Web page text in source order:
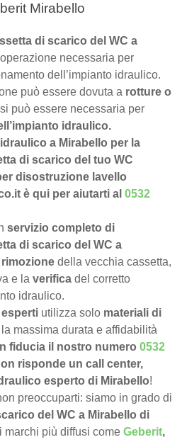
Mirabello
di scarico del WC a
necessaria per
dell’impianto idraulico.
può essere dovuta a rotture o
può essere necessaria per
idraulico.
a Mirabello per la
di scarico del tuo WC
disostruzione lavello
è qui per aiutarti al0532
servizio completo di
di scarico del WC a
rimozione della vecchia cassetta,
e laverifica del corretto
idraulico.
utilizza solo materiali di
massima durata e affidabilità
fiducia il nostro numero0532
risponde un call center,
esperto di Mirabello!
preoccuparti: siamo in grado di
del WC a Mirabello di
marchi più diffusi comeGeberit,